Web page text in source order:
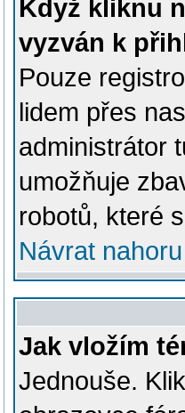
Když kliknu
vyzván k
Pouze
lidem přes
administrátor
umožňuje
robotů, které
Návrat nahoru
Jak vložím
Jednouše.